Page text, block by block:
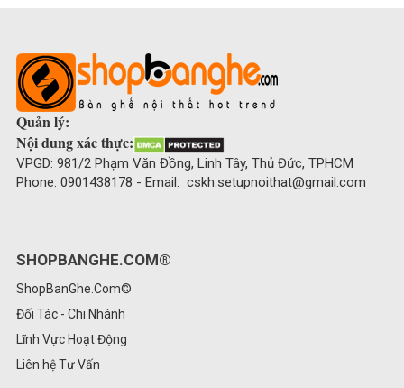
Quản lý:
Nội dung xác thực:
VPGD: 981/2 Phạm Văn Đồng, Linh Tây, Thủ Đức, TPHCM
Phone: 0901438178 - Email: cskh.setupnoithat@gmail.com
SHOPBANGHE.COM®
ShopBanGhe.Com©
Đối Tác - Chi Nhánh
Lĩnh Vực Hoạt Động
Liên hệ Tư Vấn